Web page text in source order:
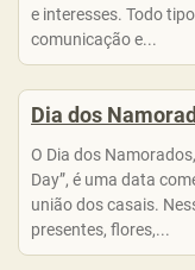
e interesses. Todo
comunicação e...
Dia dos
O Dia dos
Day”, é uma data
união dos casais.
presentes, flores,...